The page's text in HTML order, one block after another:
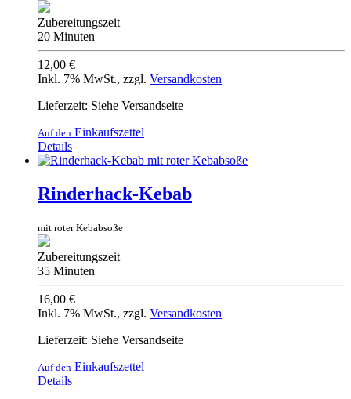
Zubereitungszeit
20 Minuten
12,00 €
Inkl. 7% MwSt., zzgl. Versandkosten
Lieferzeit: Siehe Versandseite
Auf den Einkaufszettel
Details
Rinderhack-Kebab
mit roter Kebabsoße
Zubereitungszeit
35 Minuten
16,00 €
Inkl. 7% MwSt., zzgl. Versandkosten
Lieferzeit: Siehe Versandseite
Auf den Einkaufszettel
Details